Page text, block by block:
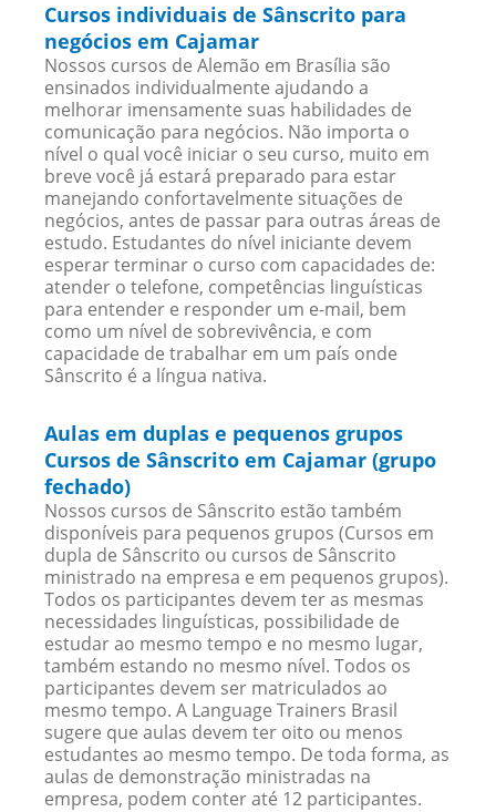
Cursos individuais de Sânscrito para
negócios em Cajamar
Nossos cursos de Alemão em Brasília são
ensinados individualmente ajudando a
melhorar imensamente suas habilidades de
comunicação para negócios. Não importa o
nível o qual você iniciar o seu curso, muito em
breve você já estará preparado para estar
manejando confortavelmente situações de
negócios, antes de passar para outras áreas de
estudo. Estudantes do nível iniciante devem
esperar terminar o curso com capacidades de:
atender o telefone, competências linguísticas
para entender e responder um e-mail, bem
como um nível de sobrevivência, e com
capacidade de trabalhar em um país onde
Sânscrito é a língua nativa.
Aulas em duplas e pequenos grupos
Cursos de Sânscrito em Cajamar (grupo
fechado)
Nossos cursos de Sânscrito estão também
disponíveis para pequenos grupos (Cursos em
dupla de Sânscrito ou cursos de Sânscrito
ministrado na empresa e em pequenos grupos).
Todos os participantes devem ter as mesmas
necessidades linguísticas, possibilidade de
estudar ao mesmo tempo e no mesmo lugar,
também estando no mesmo nível. Todos os
participantes devem ser matriculados ao
mesmo tempo. A Language Trainers Brasil
sugere que aulas devem ter oito ou menos
estudantes ao mesmo tempo. De toda forma, as
aulas de demonstração ministradas na
empresa, podem conter até 12 participantes.